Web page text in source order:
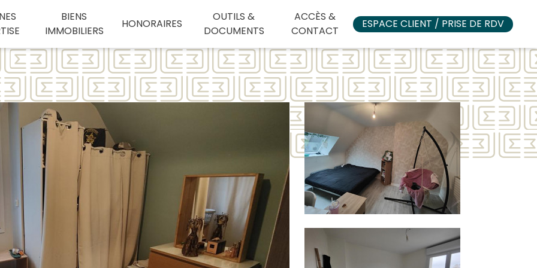
ACCUEIL
BIENS
IMMOBILIERS
HONORAIRES
OUTILS &
DOCUMENTS
ACCÈS &
CONTACT
ESPACE CLIENT / PRISE DE RDV